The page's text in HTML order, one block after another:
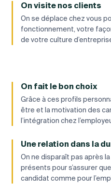
On visite nos clients
On se déplace chez vous
fonctionnement, votre
de votre culture
On fait le bon choix
Grâce à ces profils
être et la motivation des
l’intégration chez
Une relation dans la
On ne disparaît pas après
présents pour s’assurer
candidat comme pour